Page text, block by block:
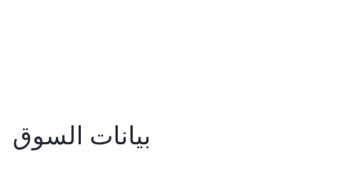
بيانات السوق